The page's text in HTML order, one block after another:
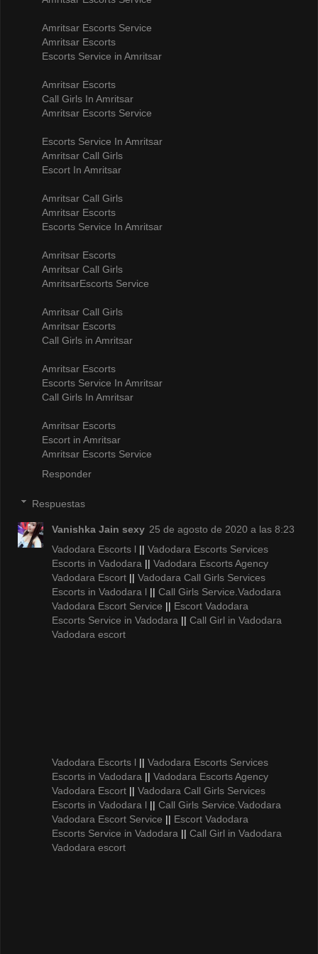
Amritsar Escorts Service
Amritsar Escorts
Escorts Service in Amritsar
Amritsar Escorts
Call Girls In Amritsar
Amritsar Escorts Service
Escorts Service In Amritsar
Amritsar Call Girls
Escort In Amritsar
Amritsar Call Girls
Amritsar Escorts
Escorts Service In Amritsar
Amritsar Escorts
Amritsar Call Girls
AmritsarEscorts Service
Amritsar Call Girls
Amritsar Escorts
Call Girls in Amritsar
Amritsar Escorts
Escorts Service In Amritsar
Call Girls In Amritsar
Amritsar Escorts
Escort in Amritsar
Amritsar Escorts Service
Responder
Respuestas
Vanishka Jain sexy 25 de agosto de 2020 a las 8:23
Vadodara Escorts l ||Vadodara Escorts Services
Escorts in Vadodara ||Vadodara Escorts Agency
Vadodara Escort ||Vadodara Call Girls Services
Escorts in Vadodara l ||Call Girls Service.Vadodara
Vadodara Escort Service || Escort Vadodara
Escorts Service in Vadodara ||Call Girl in Vadodara
Vadodara escort
Vadodara Escorts l ||Vadodara Escorts Services
Escorts in Vadodara ||Vadodara Escorts Agency
Vadodara Escort ||Vadodara Call Girls Services
Escorts in Vadodara l ||Call Girls Service.Vadodara
Vadodara Escort Service || Escort Vadodara
Escorts Service in Vadodara ||Call Girl in Vadodara
Vadodara escort